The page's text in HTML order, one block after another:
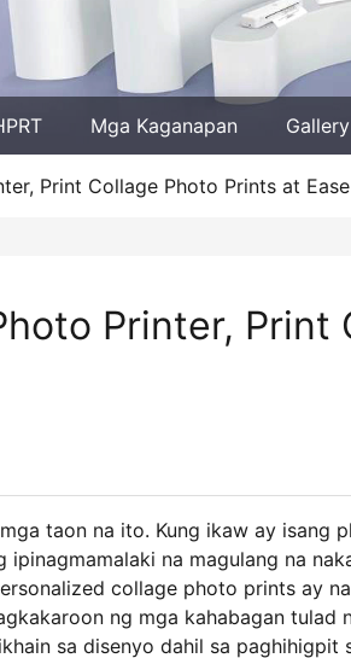
Mga Kaganapan Gallery
Print Collage Photo Prints at Ease
Printer, Print
taon na ito. Kung ikaw ay isang
na magulang na
collage photo prints ay
ng mga kahabagan tulad
sa disenyo dahil sa paghihigpit